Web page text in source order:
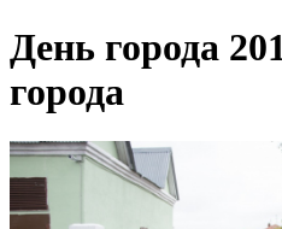
День города
города